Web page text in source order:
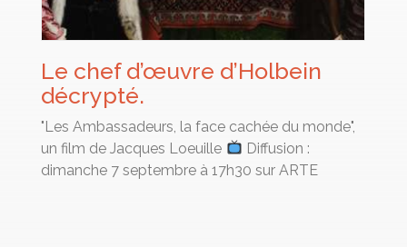
Le chef d’œuvre d’Holbein
décrypté.
"Les Ambassadeurs, la face cachée du monde",
un film de Jacques Loeuille
Diffusion :
dimanche 7 septembre à 17h30 sur ARTE